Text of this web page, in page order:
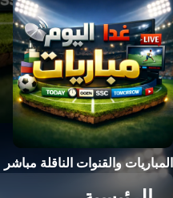
المباريات والقنوات الناقلة مباشر